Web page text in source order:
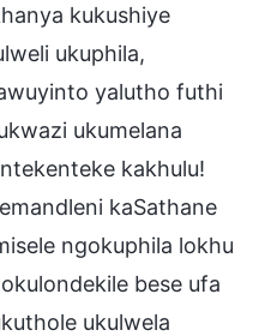
kukushiye
ukuphila,
yalutho futhi
ukumelana
kakhulu!
kaSathane
ngokuphila lokhu
bese ufa
ukulwela